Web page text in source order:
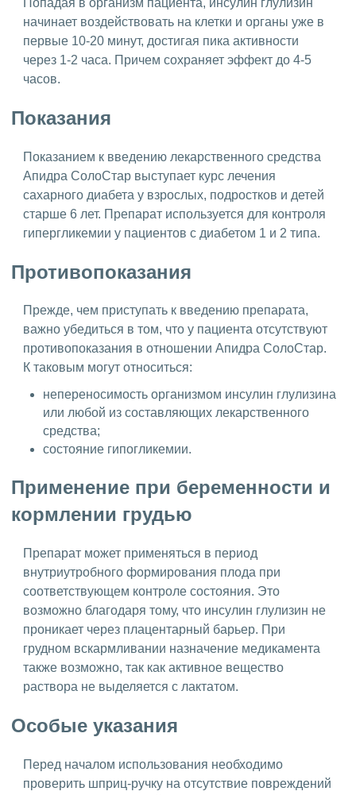
начинает воздействовать на клетки и органы уже в
первые 10-20 минут, достигая пика активности
через 1-2 часа. Причем сохраняет эффект до 4-5
часов.
Показания
Показанием к введению лекарственного средства
Апидра СолоСтар выступает курс лечения
сахарного диабета у взрослых, подростков и детей
старше 6 лет. Препарат используется для контроля
гипергликемии у пациентов с диабетом 1 и 2 типа.
Противопоказания
Прежде, чем приступать к введению препарата,
важно убедиться в том, что у пациента отсутствуют
противопоказания в отношении Апидра СолоСтар.
К таковым могут относиться:
непереносимость организмом инсулин глулизина
или любой из составляющих лекарственного
средства;
состояние гипогликемии.
Применение при беременности и
кормлении грудью
Препарат может применяться в период
внутриутробного формирования плода при
соответствующем контроле состояния. Это
возможно благодаря тому, что инсулин глулизин не
проникает через плацентарный барьер. При
грудном вскармливании назначение медикамента
также возможно, так как активное вещество
раствора не выделяется с лактатом.
Особые указания
Перед началом использования необходимо
проверить шприц-ручку на отсутствие повреждений